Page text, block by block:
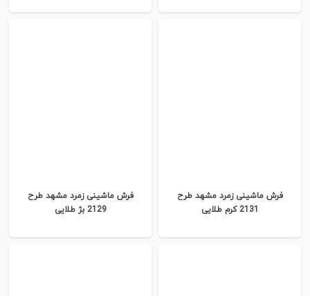
فرش ماشینی زمرد مشهد طرح
2131 کرم طلایی
فرش ماشینی زمرد مشهد طرح
2129 بژ طلایی